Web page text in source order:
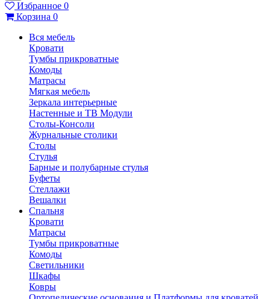
Избранное 0
Корзина 0
Вся мебель
Кровати
Тумбы прикроватные
Комоды
Матрасы
Мягкая мебель
Зеркала интерьерные
Настенные и ТВ Модули
Столы-Консоли
Журнальные столики
Столы
Стулья
Барные и полубарные стулья
Буфеты
Стеллажи
Вешалки
Cпальня
Кровати
Матрасы
Тумбы прикроватные
Комоды
Светильники
Шкафы
Ковры